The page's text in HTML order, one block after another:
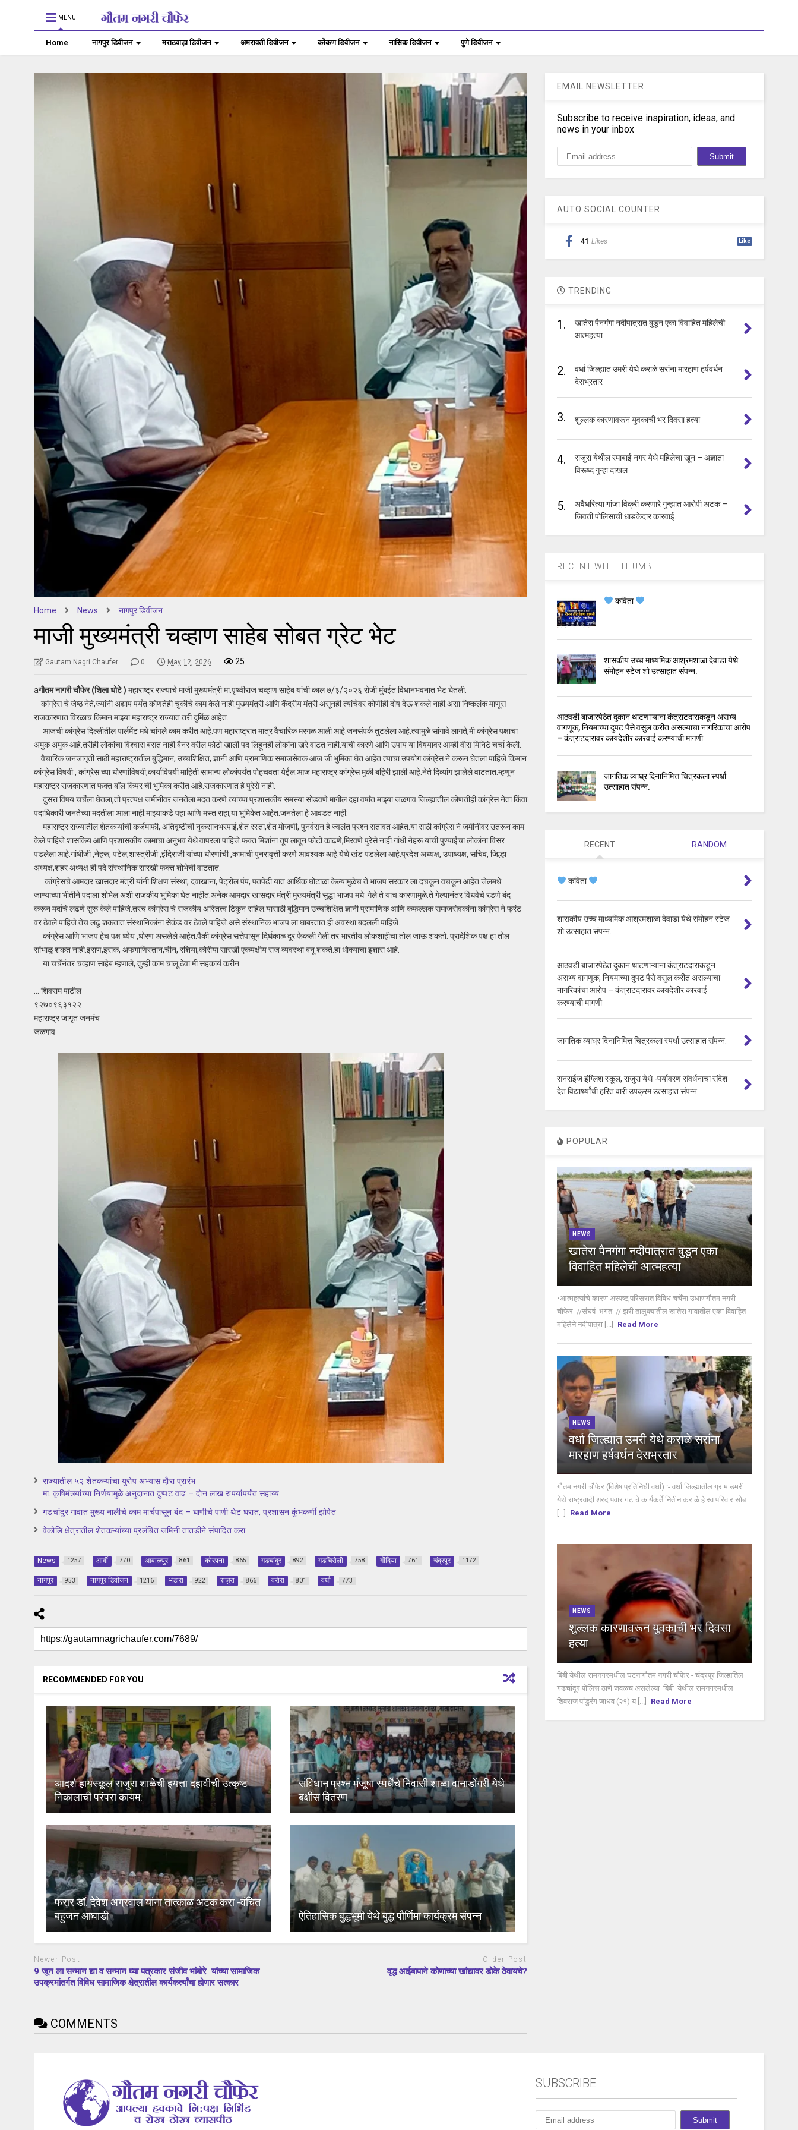
MENU
Home नागपुर डिवीजन मराठवाड़ा डिवीजन अमरावती डिवीजन कोंकण डिवीजन नासिक डिवीजन पुणे डिवीजन
Home News नागपुर डिवीजन
माजी मुख्यमंत्री चव्हाण साहेब सोबत ग्रेट भेट
Gautam Nagri Chaufer 0 May 12, 2026 25
aगौतम नागरी चौफेर (शिला धोटे ) महाराष्ट्र राज्याचे माजी मुख्यमंत्री मा.पृथ्वीराज चव्हाण साहेब यांची काल ७/३/२०२६ रोजी मुंबईत विधानभवनात भेट घेतली.
कांग्रेस चे जेष्ठ नेते,ज्यांनी अद्याप पर्यंत कोणतेही चुकीचे काम केले नाही.मुख्यमंत्री आणि केंद्रीय मंत्री असूनही त्यांचेवर कोणीही दोष देऊ शकले नाही.असा निष्कलंक माणूस
राजकारणात विरळाच.किमान माझ्या महाराष्ट्र राज्यात तरी दुर्मिळ आहेत.
आजची कांग्रेस दिल्लीतील पार्लमेंट मधे चांगले काम करीत आहे.पण महाराष्ट्रात मात्र वैचारिक मरगळ आली आहे.जनसंपर्क तुटलेला आहे.त्यामुळे सांगावे लागते,मी कांग्रेस पक्षाचा
अमुक अमुक आहे.तरीही लोकांचा विश्वास बसत नाही.बैनर वरील फोटो खाली पद लिहूनही लोकांना खरे वाटत नाही.याची कारणे आणि उपाय या विषयावर आम्ही वीस मिनिटे चर्चा केली.
वैचारिक जनजागृती साठी महाराष्ट्रातील बुद्धिमान, उच्चशिक्षित, ज्ञानी आणि प्रामाणिक समाजसेवक आज जी भुमिका घेत आहेत त्याचा उपयोग कांग्रेस ने करून घेतला पाहिजे.किमान
कांग्रेस विषयी , कांग्रेस च्या धोरणांविषयी,कार्याविषयी माहिती सामान्य लोकांपर्यंत पोहचवता येईल.आज महाराष्ट्र कांग्रेस मुकी बहिरी झाली आहे.नेते दिव्यांग झालेले वाटतात.म्हणून
महाराष्ट्र राजकारणात फक्त बॉल किपर ची भुमिका करीत आहे.राजकारणात हे पुरेसे नाही.
दुसरा विषय चर्चेला घेतला,तो प्रत्यक्ष जमीनीवर जनतेला मदत करणे.त्यांच्या प्रशासकीय समस्या सोडवणे.मागील दहा वर्षांत माझ्या जळगाव जिल्ह्यातील कोणतीही कांग्रेस नेता किंवा
पदाधिकारी जनतेच्या मदतीला आला नाही.माझ्याकडे पहा आणि मस्त राहा,या भुमिकेत आहेत.जनतेला हे आवडत नाही.
महाराष्ट्र राज्यातील शेतकऱ्यांची कर्जमाफी, अतिवृष्टीची नुकसानभरपाई,शेत रस्ता,शेत मोजणी, पुनर्वसन हे ज्वलंत प्रश्न सतावत आहेत.या साठी कांग्रेस ने जमीनीवर उतरून काम
केले पाहिजे.शासकिय आणि प्रशासकीय कामाचा अनुभव येथे वापरला पाहिजे.फक्त मिशांना तूप लावून फोटो काढणे,मिरवणे पुरेसे नाही.गांधी नेहरू यांची पुण्याईचा लोकांना विसर
पडलेला आहे.गांधीजी ,नेहरू, पटेल,शास्त्रीजी ,इंदिराजी यांच्या धोरणांची ,कामाची पुनरावृत्ती करणे आवश्यक आहे.येथे खंड पडलेला आहे.प्रदेश अध्यक्ष, उपाध्यक्ष, सचिव, जिल्हा
अध्यक्ष,शहर अध्यक्ष ही पदे संस्थानिक सारखी फक्त शोभेची वाटतात.
कांग्रेसचे आमदार खासदार मंत्री यांनी शिक्षण संस्था, दवाखाना, पेट्रोल पंप, पतपेढी यात आर्थिक घोटाळा केल्यामुळेच ते भाजप सरकार ला दचकून वचकून आहेत.जेलमधे
जाण्याच्या भीतीने पदाला शोभेल अशी राजकीय भुमिका घेत नाहीत.अनेक आमदार खासदार मंत्री मुख्यमंत्री सुद्धा भाजप मधे गेले ते याच कारणामुळे.ते गेल्यानंतर विधवेचे रडणे बंद
करून मर्दाचे लढणे सुरू केले पाहिजे.तरच कांग्रेस चे राजकीय अस्तित्व टिकून राहिल.यासाठी बुद्धिमान उच्चशिक्षित ज्ञानी प्रामाणिक आणि कफल्लक समाजसेवकांना कांग्रेस ने फ्रंट
वर ठेवले पाहिजे.तेच लढू शकतात.संस्थानिकांना सेकंड वर ठेवले पाहिजे.असे संस्थानिक भाजप ला घाबरतात.ही अवस्था बदलली पाहिजे.
कांग्रेस आणि भाजप हेच पक्ष ध्येय ,धोरण असलेले आहेत.पैकी कांग्रेस सत्तेपासून दिर्घकाळ दूर फेकली गेली तर भारतीय लोकशाहीचा तोल जाऊ शकतो. प्रादेशिक पक्ष हा तोल
सांभाळू शकत नाही.इराण,इराक, अफगाणिस्तान,चीन, रशिया,कोरीया सारखी एकपक्षीय राज व्यवस्था बनू शकते.हा धोक्याचा इशारा आहे.
या चर्चेनंतर चव्हाण साहेब म्हणाले, तुम्ही काम चालू ठेवा.मी सहकार्य करीन.
… शिवराम पाटील
९२७०९६३१२२
महाराष्ट्र जागृत जनमंच
जळगाव
राज्यातील ५२ शेतकऱ्यांचा युरोप अभ्यास दौरा प्रारंभ
मा. कृषिमंत्र्यांच्या निर्णयामुळे अनुदानात दुप्पट वाढ – दोन लाख रुपयांपर्यंत सहाय्य
गडचांदूर गावात मुख्य नालीचे काम मार्चपासून बंद – घाणीचे पाणी थेट घरात, प्रशासन कुंभकर्णी झोपेत
वेकोलि क्षेत्रातील शेतकऱ्यांच्या प्रलंबित जमिनी तातडीने संपादित करा
News 1257 आर्वी 770 आवाळपुर 861 कोरपना 865 गडचांदुर 892 गडचिरोली 758 गोंदिया 761 चंद्रपूर 1172
नागपुर 953 नागपुर डिवीजन 1216 भंडारा 922 राजुरा 866 वरोरा 801 वर्धा 773
RECOMMENDED FOR YOU
आदर्श हायस्कूल राजुरा शाळेची इयत्ता दहावीची उत्कृष्ट
निकालाची परंपरा कायम.
संविधान प्रश्न मंजूषा स्पर्धेचे निवासी शाळा वानाडोंगरी येथे
बक्षीस वितरण
फरार डॉ. देवेश अग्रवाल यांना तात्काळ अटक करा -वंचित
बहुजन आघाडी
ऐतिहासिक बुद्धभूमी येथे बुद्ध पौर्णिमा कार्यक्रम संपन्न
Newer Post
9 जून ला सन्मान द्या व सन्मान घ्या पत्रकार संजीव भांबोरे यांच्या सामाजिक
उपक्रमांतर्गत विविध सामाजिक क्षेत्रातील कार्यकर्त्यांचा होणार सत्कार
Older Post
वृद्ध आईबापाने कोणाच्या खांद्यावर डोके ठेवायचे?
COMMENTS
EMAIL NEWSLETTER
Subscribe to receive inspiration, ideas, and
news in your inbox
AUTO SOCIAL COUNTER
41 Likes Like
TRENDING
1.
खातेरा पैनगंगा नदीपात्रात बुडून एका विवाहित महिलेची
आत्महत्या
2.
वर्धा जिल्ह्यात उमरी येथे कराळे सरांना मारहाण हर्षवर्धन
देसभ्रतार
3. शुल्लक कारणावरून युवकाची भर दिवसा हत्या
4.
राजुरा येथील रमाबाई नगर येथे महिलेचा खून – अज्ञाता
विरूध्द गुन्हा दाखल
5.
अवैधरित्या गांजा विक्री करणारे गुन्ह्यात आरोपी अटक –
जिवती पोलिसाची धाडकेदार कारवाई.
RECENT WITH THUMB
कविता
शासकीय उच्च माध्यमिक आश्रमशाळा देवाडा येथे
संमोहन स्टेज शो उत्साहात संपन्न.
आठवडी बाजारपेठेत दुकान थाटणाऱ्याना कंत्राटदाराकडून असभ्य
वागणूक, नियमाच्या दुपट पैसे वसुल करीत असल्याचा नागरिकांचा आरोप
– कंत्राटदारावर कायदेशीर कारवाई करण्याची मागणी
जागतिक व्याघ्र दिनानिमित्त चित्रकला स्पर्धा
उत्साहात संपन्न.
RECENT RANDOM
कविता
शासकीय उच्च माध्यमिक आश्रमशाळा देवाडा येथे संमोहन स्टेज
शो उत्साहात संपन्न.
आठवडी बाजारपेठेत दुकान थाटणाऱ्याना कंत्राटदाराकडून
असभ्य वागणूक, नियमाच्या दुपट पैसे वसुल करीत असल्याचा
नागरिकांचा आरोप – कंत्राटदारावर कायदेशीर कारवाई
करण्याची मागणी
जागतिक व्याघ्र दिनानिमित्त चित्रकला स्पर्धा उत्साहात संपन्न.
सनराईज इंग्लिश स्कूल, राजुरा येथे -पर्यावरण संवर्धनाचा संदेश
देत विद्यार्थ्यांची हरित वारी उपक्रम उत्साहात संपन्न.
POPULAR
NEWS
खातेरा पैनगंगा नदीपात्रात बुडून एका
विवाहित महिलेची आत्महत्या
•आत्महत्यांचे कारण अस्पष्ट,परिसरात विविध चर्चेंना उधाणगौतम नगरी
चौफेर //संघर्ष भगत // झरी तालुक्यातील खातेरा गावातील एका विवाहित
महिलेने नदीपात्रा [...]
Read More
NEWS
वर्धा जिल्ह्यात उमरी येथे कराळे सरांना
मारहाण हर्षवर्धन देसभ्रतार
गौतम नगरी चौफेर (विशेष प्रतिनिधी वर्धा) :- वर्धा जिल्ह्यातील ग्राम उमरी
येथे राष्ट्रवादी शरद पवार गटाचे कार्यकर्ते नितीन कराळे हे स्व परिवारासोब
Read More
NEWS
शुल्लक कारणावरून युवकाची भर दिवसा
हत्या
बिबी येथील रामनगरमधील घटनागौतम नगरी चौफेर - चंद्रपूर जिल्ह्यतिल
गडचांदूर पोलिस ठाणे जवळच असलेल्या बिबी येथील रामनगरमधील
शिवराज पांडुरंग जाधव (२१) य [...]
Read More
SUBSCRIBE